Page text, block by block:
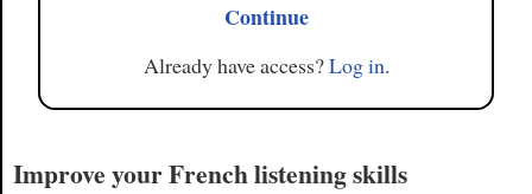
Continue
Already have access?Log in.
Improve your French listening skills